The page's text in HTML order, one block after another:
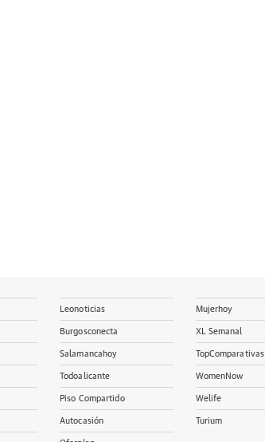
Leonoticias
Burgosconecta
Salamancahoy
Todoalicante
Piso Compartido
Autocasión
Mujerhoy
XL Semanal
TopComparativas
WomenNow
Welife
Turium